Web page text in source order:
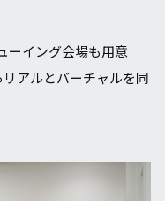
ーイング会場も⽤意
アルとバーチャルを同